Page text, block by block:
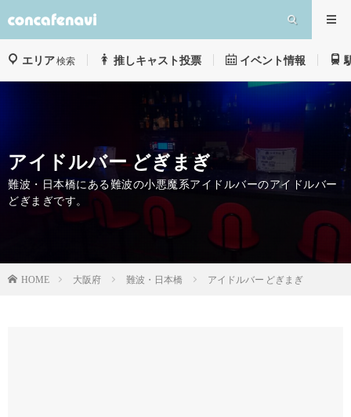
エリア検索 推しキャスト投票 イベント情報
アイドルバー どぎまぎ
難波・日本橋にある難波の小悪魔系アイドルバーのアイドルバー
どぎまぎです。
HOME 大阪府 難波・日本橋 アイドルバー どぎまぎ